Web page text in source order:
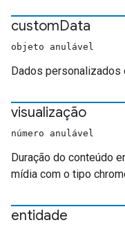
customData
objeto anulável
Dados personalizados
visualização
número anulável
Duração do conteúdo
mídia com o tipo
entidade